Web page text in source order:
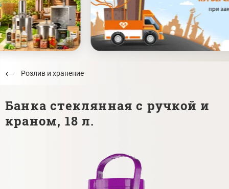
Розлив и хранение
Банка стеклянная с ручкой и
краном, 18 л.